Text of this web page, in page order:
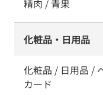
精肉 / 青果
化粧品・日用品
化粧品 / 日用品 /
カード